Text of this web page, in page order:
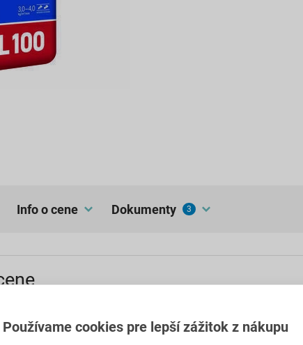
Info o cene dokumenty 3
zľave 15% z
bez DPH za ks s DPH za ks
Používame cookies pre lepší zážitok z nákupu